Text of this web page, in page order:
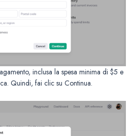
inclusa la spesa minima di $5 e
Quindi, fai clic su Continua.